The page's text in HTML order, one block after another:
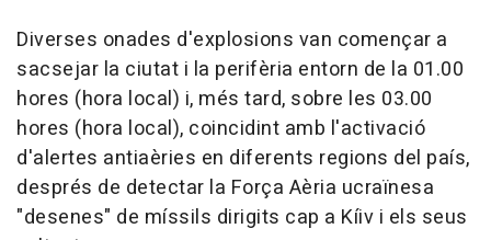
Diverses onades d'explosions van començar a
sacsejar la ciutat i la perifèria entorn de la 01.00
hores (hora local) i, més tard, sobre les 03.00
hores (hora local), coincidint amb l'activació
d'alertes antiaèries en diferents regions del país,
després de detectar la Força Aèria ucraïnesa
"desenes" de míssils dirigits cap a Kíiv i els seus